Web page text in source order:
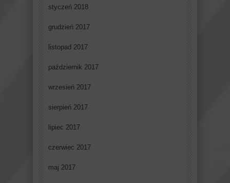
styczeń 2018
grudzień 2017
listopad 2017
październik 2017
wrzesień 2017
sierpień 2017
lipiec 2017
czerwiec 2017
maj 2017